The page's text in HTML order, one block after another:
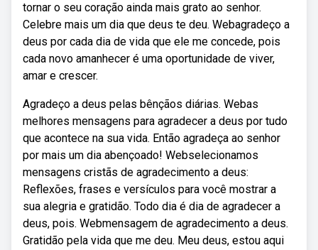
tornar o seu coração ainda mais grato ao senhor.
Celebre mais um dia que deus te deu. Webagradeço a
deus por cada dia de vida que ele me concede, pois
cada novo amanhecer é uma oportunidade de viver,
amar e crescer.
Agradeço a deus pelas bênçãos diárias. Webas
melhores mensagens para agradecer a deus por tudo
que acontece na sua vida. Então agradeça ao senhor
por mais um dia abençoado! Webselecionamos
mensagens cristãs de agradecimento a deus:
Reflexões, frases e versículos para você mostrar a
sua alegria e gratidão. Todo dia é dia de agradecer a
deus, pois. Webmensagem de agradecimento a deus.
Gratidão pela vida que me deu. Meu deus, estou aqui